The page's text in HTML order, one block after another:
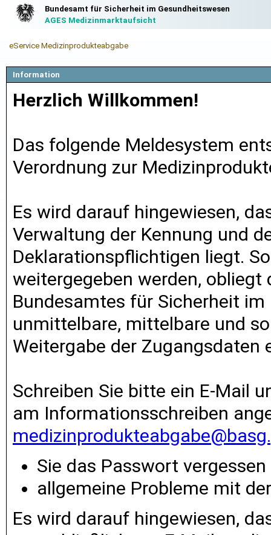
Bundesamt für Sicherheit im Gesundheitswesen
AGES Medizinmarktaufsicht
eService Medizinprodukteabgabe
Information
Herzlich Willkommen!
Das folgende Meldesystem
Verordnung zur
Es wird darauf hingewiesen,
Verwaltung der Kennung und
Deklarationspflichtigen liegt.
weitergegeben werden,
Bundesamtes für Sicherheit
unmittelbare, mittelbare und
Weitergabe der Zugangsdaten
Schreiben Sie bitte ein E-Mail
am Informationsschreiben
Sie das Passwort
allgemeine Probleme mit
Es wird darauf hingewiesen,